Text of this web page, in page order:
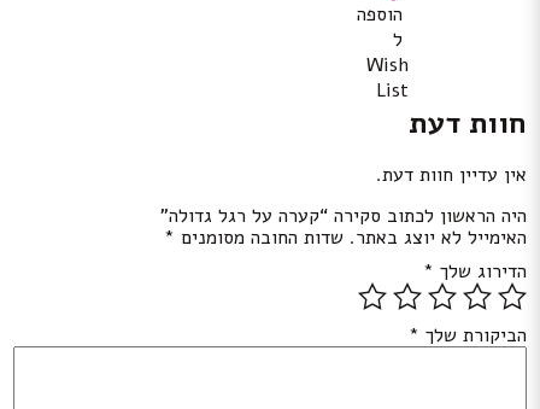
הוספה
ל
Wish
List
חוות דעת
אין עדיין חוות דעת.
היה הראשון לכתוב סקירה “קערה על רגל גדולה”
האימייל לא יוצג באתר. שדות החובה מסומנים *
הדירוג שלך *
הביקורת שלך *